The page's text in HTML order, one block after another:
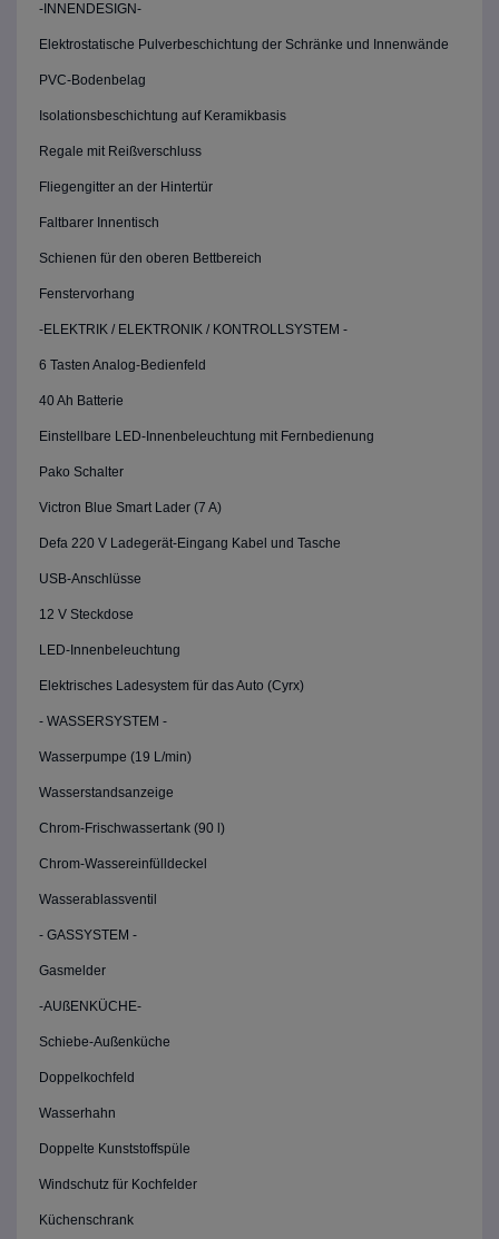
-INNENDESIGN-
Elektrostatische Pulverbeschichtung der Schränke und Innenwände
PVC-Bodenbelag
Isolationsbeschichtung auf Keramikbasis
Regale mit Reißverschluss
Fliegengitter an der Hintertür
Faltbarer Innentisch
Schienen für den oberen Bettbereich
Fenstervorhang
-ELEKTRIK / ELEKTRONIK / KONTROLLSYSTEM -
6 Tasten Analog-Bedienfeld
40 Ah Batterie
Einstellbare LED-Innenbeleuchtung mit Fernbedienung
Pako Schalter
Victron Blue Smart Lader (7 A)
Defa 220 V Ladegerät-Eingang Kabel und Tasche
USB-Anschlüsse
12 V Steckdose
LED-Innenbeleuchtung
Elektrisches Ladesystem für das Auto (Cyrx)
- WASSERSYSTEM -
Wasserpumpe (19 L/min)
Wasserstandsanzeige
Chrom-Frischwassertank (90 l)
Chrom-Wassereinfülldeckel
Wasserablassventil
- GASSYSTEM -
Gasmelder
-AUßENKÜCHE-
Schiebe-Außenküche
Doppelkochfeld
Wasserhahn
Doppelte Kunststoffspüle
Windschutz für Kochfelder
Küchenschrank